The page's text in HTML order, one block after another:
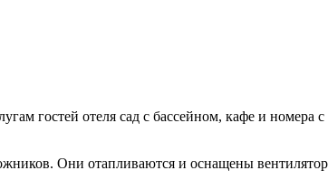
гостей отеля сад с бассейном, кафе и
Они отапливаются и оснащены